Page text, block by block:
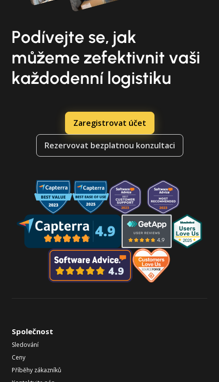
Podívejte se, jak
můžeme zefektivnit vaši
každodenní logistiku
Zaregistrovat účet
Rezervovat bezplatnou konzultaci
Společnost
Sledování
Ceny
Příběhy zákazníků